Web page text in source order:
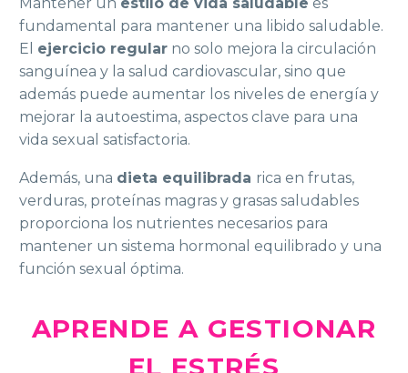
fundamental para mantener una libido saludable.
El ejercicio regular no solo mejora la circulación
sanguínea y la salud cardiovascular, sino que
además puede aumentar los niveles de energía y
mejorar la autoestima, aspectos clave para una
vida sexual satisfactoria.
Además, una dieta equilibrada rica en frutas,
verduras, proteínas magras y grasas saludables
proporciona los nutrientes necesarios para
mantener un sistema hormonal equilibrado y una
función sexual óptima.
APRENDE A GESTIONAR
EL ESTRÉS